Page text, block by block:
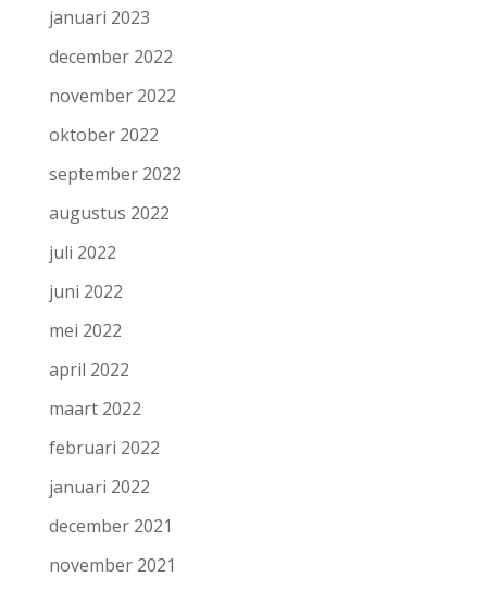
januari 2023
december 2022
november 2022
oktober 2022
september 2022
augustus 2022
juli 2022
juni 2022
mei 2022
april 2022
maart 2022
februari 2022
januari 2022
december 2021
november 2021